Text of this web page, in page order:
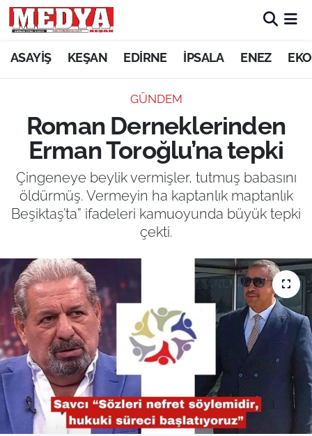
ASAYİŞ KEŞAN EDİRNE İPSALA ENEZ
GÜNDEM
Roman Derneklerinden
Erman Toroğlu’na tepki
Çingeneye beylik vermişler, tutmuş babasını
öldürmüş. Vermeyin ha kaptanlık maptanlık
Beşiktaş’ta” ifadeleri kamuoyunda büyük tepki
çekti.
KEŞAN
ASAYİŞ
SİYASET
GÜNDEM
SAĞLIK
EĞİTİM
TARIM VE HAYVANCILIK
KÜLTÜR SANAT
RESMİ İLAN